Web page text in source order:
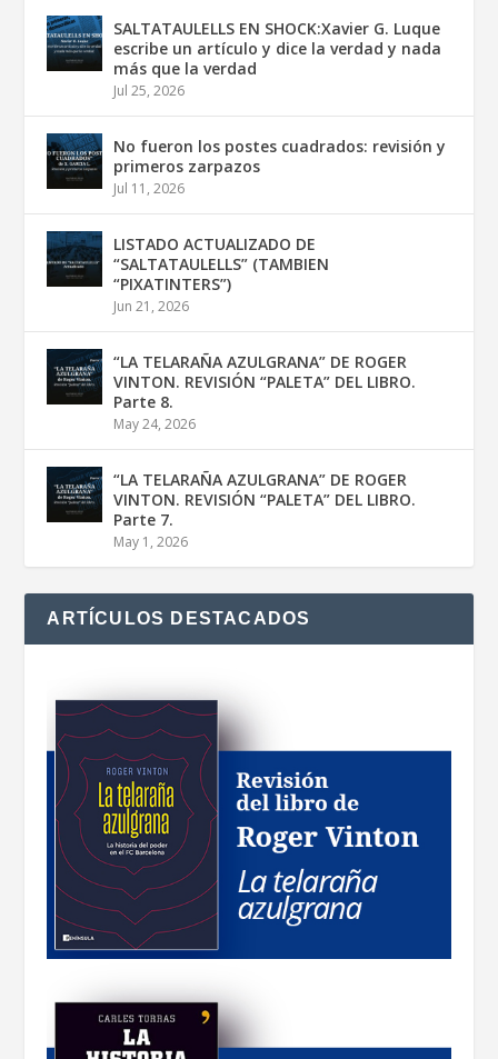
SALTATAULELLS EN SHOCK:Xavier G. Luque
escribe un artículo y dice la verdad y nada
más que la verdad
Jul 25, 2026
No fueron los postes cuadrados: revisión y
primeros zarpazos
Jul 11, 2026
LISTADO ACTUALIZADO DE
“SALTATAULELLS” (TAMBIEN
“PIXATINTERS”)
Jun 21, 2026
“LA TELARAÑA AZULGRANA” DE ROGER
VINTON. REVISIÓN “PALETA” DEL LIBRO.
Parte 8.
May 24, 2026
“LA TELARAÑA AZULGRANA” DE ROGER
VINTON. REVISIÓN “PALETA” DEL LIBRO.
Parte 7.
May 1, 2026
ARTÍCULOS DESTACADOS